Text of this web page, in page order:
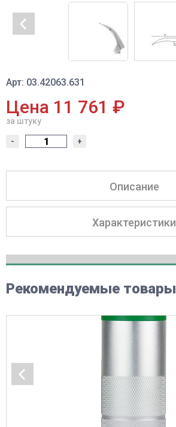
Арт: 03.42063.631
Цена 11 761 ₽
за штуку
- +
Описание
Характеристики
Рекомендуемые товары